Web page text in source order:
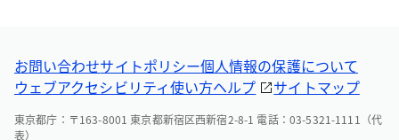
お問い合わせサイトポリシー個人情報の保護について
ウェブアクセシビリティ使い方ヘルプ サイトマップ
東京都庁：〒163-8001 東京都新宿区西新宿2-8-1 電話：03-5321-1111（代
表）